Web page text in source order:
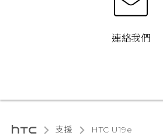
連絡我們
支援 HTC U19e‎